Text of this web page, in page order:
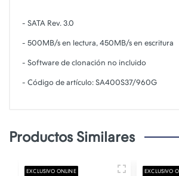
- SATA Rev. 3.0
- 500MB/s en lectura, 450MB/s en escritura
- Software de clonación no incluido
- Código de artículo: SA400S37/960G
Productos Similares
EXCLUSIVO ONLINE EXCLUSIVO